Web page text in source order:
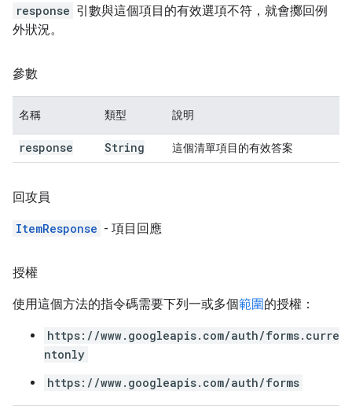
response 引數與這個項目的有效選項不符，就會擲回例
外狀況。
參數
名稱 類型 說明
response String 這個清單項目的有效答案
回攻員
ItemResponse - 項目回應
授權
使用這個方法的指令碼需要下列一或多個範圍的授權：
https://www.googleapis.com/auth/forms.curre
ntonly
https://www.googleapis.com/auth/forms